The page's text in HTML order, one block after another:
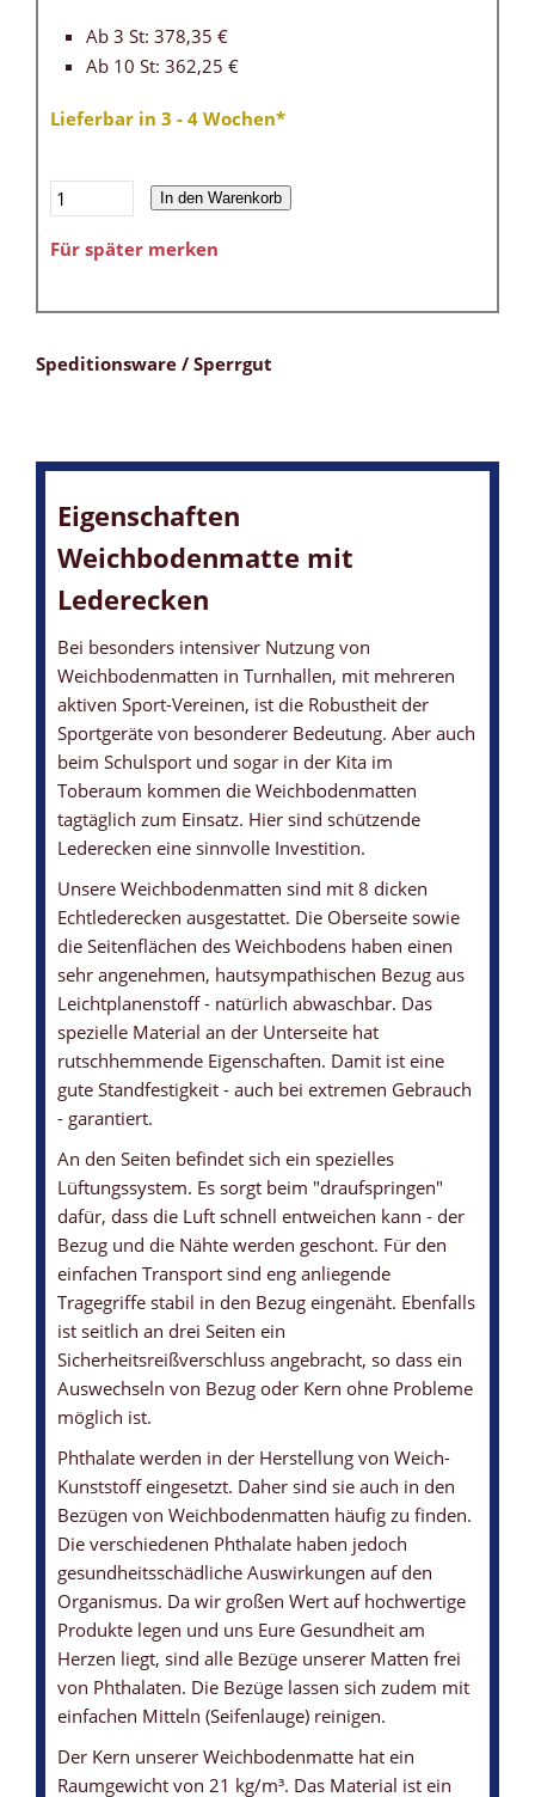
Ab 3 St: 378,35 €
Ab 10 St: 362,25 €
Lieferbar in 3 - 4 Wochen*
In den Warenkorb
Für später merken
Speditionsware / Sperrgut
WEICHBODENMATTE MIT LEDERECKEN
... zum zusätzlichen Schutz
WEICHBODENMATTE MIT ANTIRUTSCHBODEN
... garantiert eine gute Standfestigkeit
WEICHBODENMATTE MIT ECHTLEDER-ECKEN
... leistet ihre Dienste über viele Jahre
WEICHBODENMATTE MIT TRAGEGRIFFE
... und Lüftungssystem
WEICHBODENMATTEN-KERN
... aus Polyurethan / Schaumstoff
Eigenschaften
Weichbodenmatte mit
Lederecken
Bei besonders intensiver Nutzung von
Weichbodenmatten in Turnhallen, mit mehreren
aktiven Sport-Vereinen, ist die Robustheit der
Sportgeräte von besonderer Bedeutung. Aber auch
beim Schulsport und sogar in der Kita im
Toberaum kommen die Weichbodenmatten
tagtäglich zum Einsatz. Hier sind schützende
Lederecken eine sinnvolle Investition.
Unsere Weichbodenmatten sind mit 8 dicken
Echtlederecken ausgestattet. Die Oberseite sowie
die Seitenflächen des Weichbodens haben einen
sehr angenehmen, hautsympathischen Bezug aus
Leichtplanenstoff - natürlich abwaschbar. Das
spezielle Material an der Unterseite hat
rutschhemmende Eigenschaften. Damit ist eine
gute Standfestigkeit - auch bei extremen Gebrauch
- garantiert.
An den Seiten befindet sich ein spezielles
Lüftungssystem. Es sorgt beim "draufspringen"
dafür, dass die Luft schnell entweichen kann - der
Bezug und die Nähte werden geschont. Für den
einfachen Transport sind eng anliegende
Tragegriffe stabil in den Bezug eingenäht. Ebenfalls
ist seitlich an drei Seiten ein
Sicherheitsreißverschluss angebracht, so dass ein
Auswechseln von Bezug oder Kern ohne Probleme
möglich ist.
Phthalate werden in der Herstellung von Weich-
Kunststoff eingesetzt. Daher sind sie auch in den
Bezügen von Weichbodenmatten häufig zu finden.
Die verschiedenen Phthalate haben jedoch
gesundheitsschädliche Auswirkungen auf den
Organismus. Da wir großen Wert auf hochwertige
Produkte legen und uns Eure Gesundheit am
Herzen liegt, sind alle Bezüge unserer Matten frei
von Phthalaten. Die Bezüge lassen sich zudem mit
einfachen Mitteln (Seifenlauge) reinigen.
Der Kern unserer Weichbodenmatte hat ein
Raumgewicht von 21 kg/m³. Das Material ist ein